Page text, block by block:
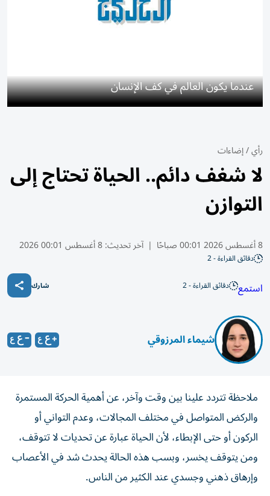
عندما يكون العالم في كف الإنسان
رأي/إضاءات
لا شغف دائم.. الحياة تحتاج إلى
التوازن
8 أغسطس 2026 00:01 صباحًا | آخر تحديث:8 أغسطس 00:01 2026
دقائق القراءة - 2
استمع دقائق القراءة - 2 شارك
شيماء المرزوقي
ملاحظة تتردد علينا بين وقت وآخر، عن أهمية الحركة المستمرة
والركض المتواصل في مختلف المجالات، وعدم التواني أو
الركون أو حتى الإبطاء، لأن الحياة عبارة عن تحديات لا تتوقف،
ومن يتوقف يخسر، وبسب هذه الحالة يحدث شد في الأعصاب
وإرهاق ذهني وجسدي عند الكثير من الناس.